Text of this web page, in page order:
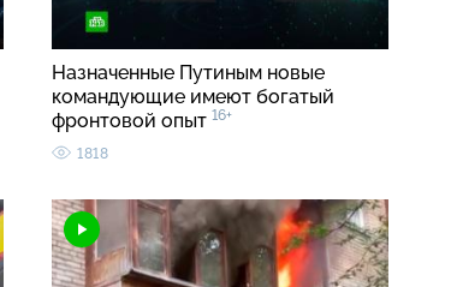
Назначенные Путиным новые
командующие имеют богатый
фронтовой опыт 16+
1818